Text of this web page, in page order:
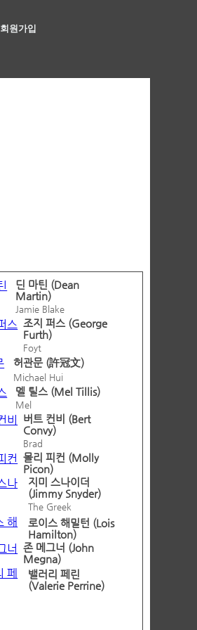
회원가입
딘 마틴 (Dean
Martin)
Jamie Blake
조지 퍼스 (George
Furth)
Foyt
허관문 (許冠文)
Michael Hui
멜 틸스 (Mel Tillis)
Mel
버트 컨비 (Bert
Convy)
Brad
몰리 피컨 (Molly
Picon)
지미 스나이더
(Jimmy Snyder)
The Greek
로이스 해밀턴 (Lois
Hamilton)
존 메그너 (John
Megna)
밸러리 페린
(Valerie Perrine)